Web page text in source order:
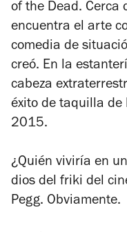
of the Dead. Cerca
encuentra el arte
comedia de
creó. En la
cabeza
éxito de taquilla de
2015.
¿Quién viviría en
dios del friki del
Pegg. Obviamente.